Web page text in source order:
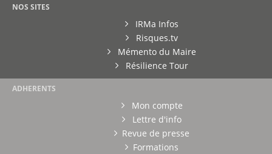
NOS SITES
IRMa Infos
Risques.tv
Mémento du Maire
Résilience Tour
ADHERENTS
Mon compte
Lettre d'info
Revue de presse
Formations